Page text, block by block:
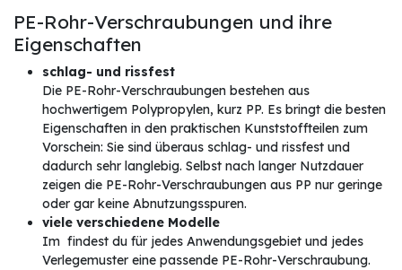
PE-Rohr-Verschraubungen und ihre
Eigenschaften
schlag- und rissfest
Die PE-Rohr-Verschraubungen bestehen aus
hochwertigem Polypropylen, kurz PP. Es bringt die besten
Eigenschaften in den praktischen Kunststoffteilen zum
Vorschein: Sie sind überaus schlag- und rissfest und
dadurch sehr langlebig. Selbst nach langer Nutzdauer
zeigen die PE-Rohr-Verschraubungen aus PP nur geringe
oder gar keine Abnutzungsspuren.
viele verschiedene Modelle
Im findest du für jedes Anwendungsgebiet und jedes
Verlegemuster eine passende PE-Rohr-Verschraubung.